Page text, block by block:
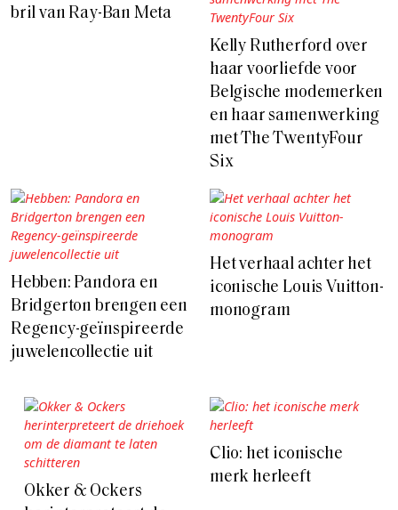
bril van Ray-Ban Meta
Kelly Rutherford over
haar voorliefde voor
Belgische modemerken
en haar samenwerking
met The TwentyFour
Six
Hebben: Pandora en
Bridgerton brengen een
Regency-geïnspireerde
juwelencollectie uit
Het verhaal achter het
iconische Louis Vuitton-
monogram
Okker & Ockers
Clio: het iconische
merk herleeft